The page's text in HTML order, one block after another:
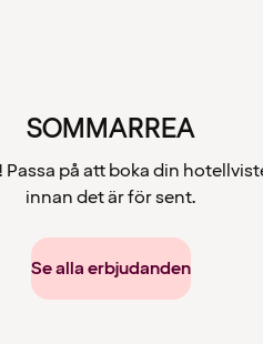
SOMMARREA
Passa på att boka din
innan det är för sent.
Se alla erbjudanden